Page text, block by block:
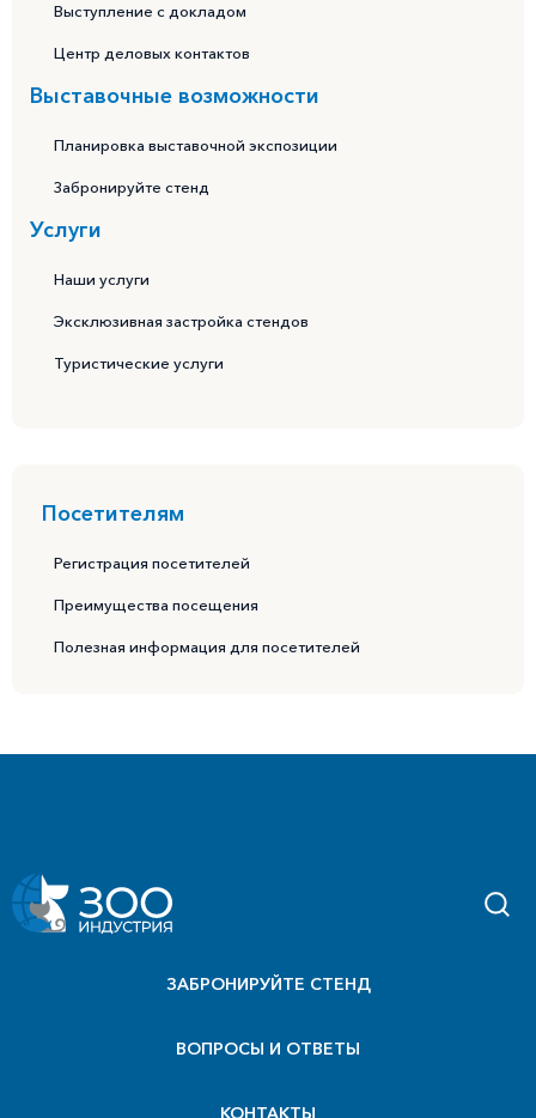
Выступление с докладом
Центр деловых контактов
Выставочные возможности
Планировка выставочной экспозиции
Забронируйте стенд
Услуги
Наши услуги
Эксклюзивная застройка стендов
Туристические услуги
Посетителям
Регистрация посетителей
Преимущества посещения
Полезная информация для посетителей
ЗАБРОНИРУЙТЕ СТЕНД
ВОПРОСЫ И ОТВЕТЫ